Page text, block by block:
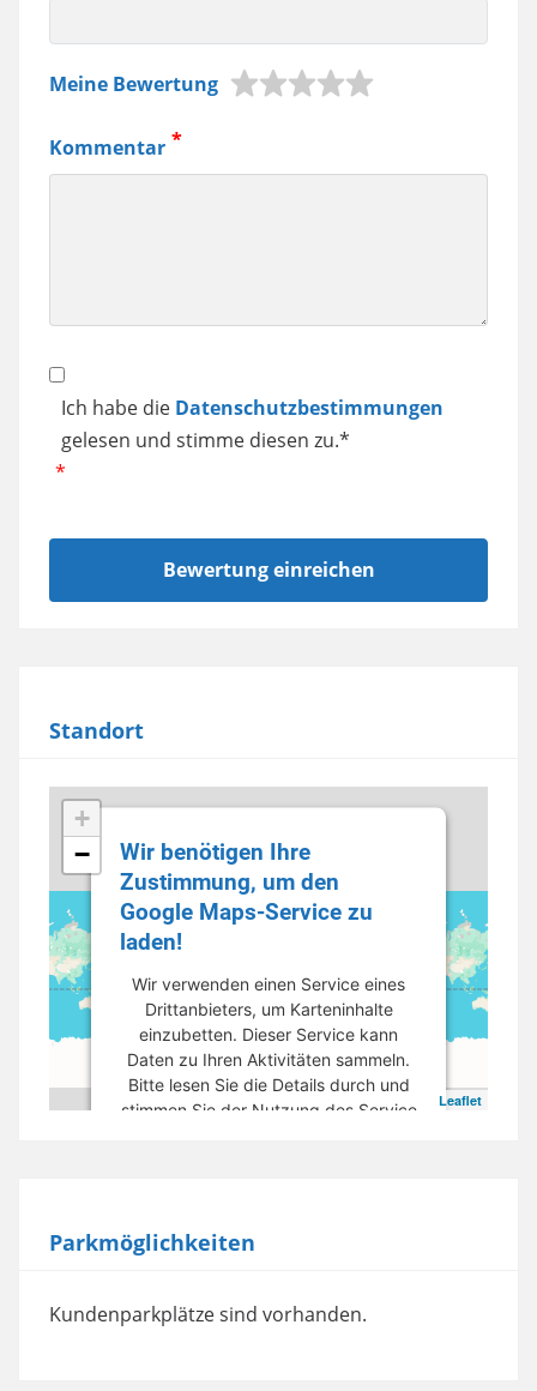
Jura
Samsung
Meine Bewertung
Kommentar
Datenschutz
Ich habe die Datenschutzbestimmungen
gelesen und stimme diesen zu.*
Standort
+
−
Leaflet
Wir benötigen Ihre
Zustimmung, um den
Google Maps-Service zu
laden!
Wir verwenden einen Service eines
Drittanbieters, um Karteninhalte
einzubetten. Dieser Service kann
Daten zu Ihren Aktivitäten sammeln.
Bitte lesen Sie die Details durch und
stimmen Sie der Nutzung des Service
powered by Usercentrics Consent
Parkmöglichkeiten
Kundenparkplätze sind vorhanden.